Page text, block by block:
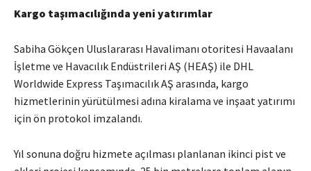
Kargo taşımacılığında yeni yatırımlar
Sabiha Gökçen Uluslararası Havalimanı otoritesi Havaalanı
İşletme ve Havacılık Endüstrileri AŞ (HEAŞ) ile DHL
Worldwide Express Taşımacılık AŞ arasında, kargo
hizmetlerinin yürütülmesi adına kiralama ve inşaat yatırımı
için ön protokol imzalandı.
Yıl sonuna doğru hizmete açılması planlanan ikinci pist ve